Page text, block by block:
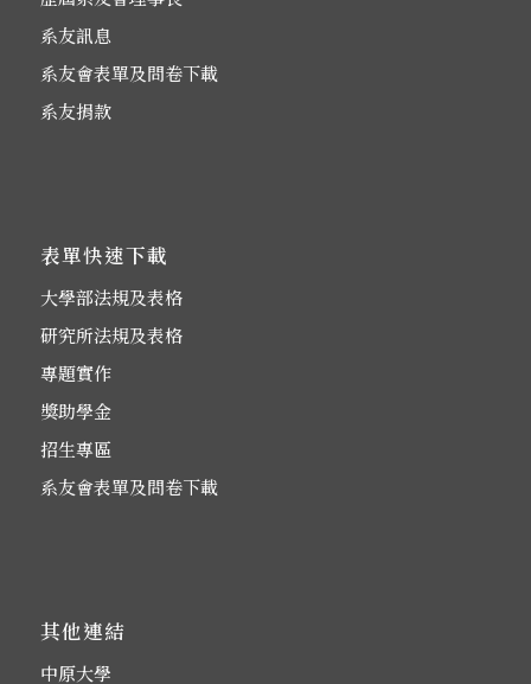
系友訊息
系友會表單及問卷下載
系友捐款
表單快速下載
大學部法規及表格
研究所法規及表格
專題實作
獎助學金
招生專區
系友會表單及問卷下載
其他連結
中原大學